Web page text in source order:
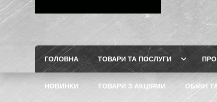
ГОЛОВНА ТОВАРИ ТА ПОСЛУГИ
НОВИНКИ ТОВАРИ З АКЦІЯМИ ОБМІН